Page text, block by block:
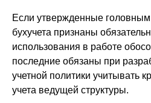
Если утвержденные
бухучета признаны
использования в работе
последние обязаны при
учетной политики учитывать
учета ведущей структуры.